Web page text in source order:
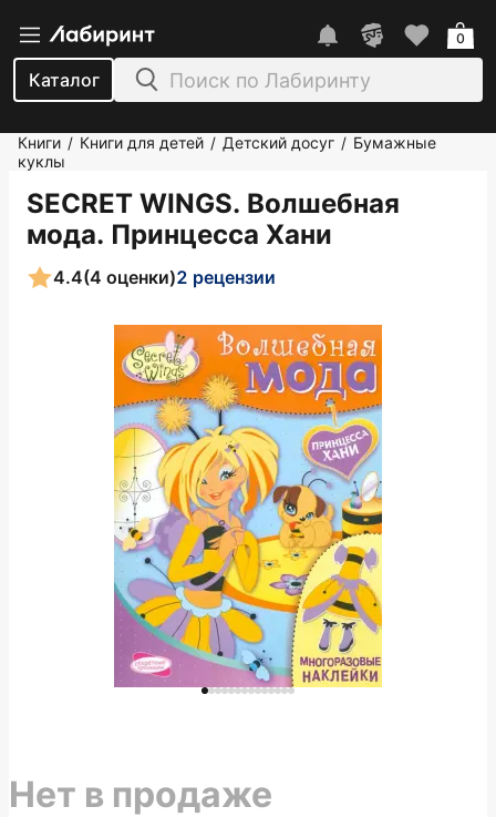
Каталог
0
Книги / Книги для детей / Детский досуг / Бумажные
куклы
SECRET WINGS. Волшебная
мода. Принцесса Хани
4.4(4 оценки)2 рецензии
Нет в продаже